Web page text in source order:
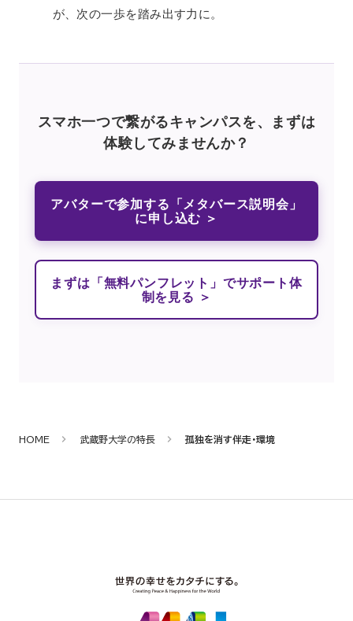
が、次の一歩を踏み出す力に。
スマホ一つで繋がるキャンパスを、まずは
体験してみませんか？
アバターで参加する「メタバース説明会」
に申し込む ＞
まずは「無料パンフレット」でサポート体
制を見る ＞
HOME 武蔵野大学の特長 孤独を消す伴走・環境